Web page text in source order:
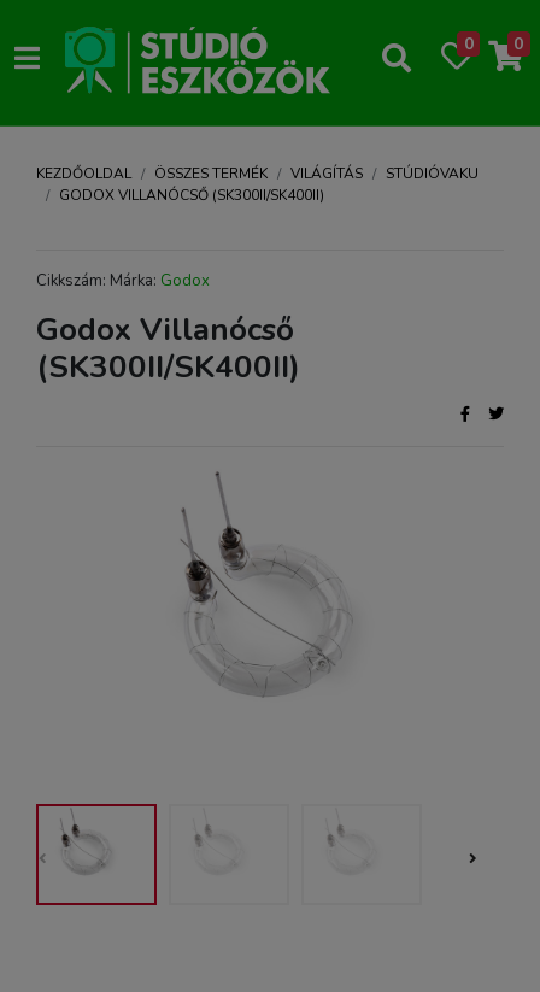
0 0
KEZDŐOLDAL ÖSSZES TERMÉK VILÁGÍTÁS
STÚDIÓVAKU
GODOX VILLANÓCSŐ (SK300II/SK400II)
Cikkszám: Márka: Godox
Godox Villanócső
(SK300II/SK400II)